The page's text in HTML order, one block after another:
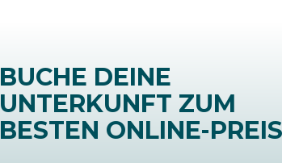
BUCHE DEINE
UNTERKUNFT ZUM
BESTEN ONLINE-PREIS